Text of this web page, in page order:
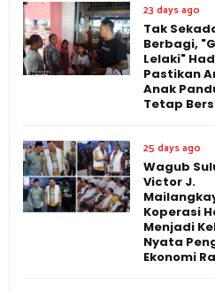
23 days ago
Tak
Berbagi,
Lelaki"
Pastikan
Anak
Tetap
25 days ago
Wagub
Victor J.
Koperasi
Menjadi
Nyata
Ekonomi